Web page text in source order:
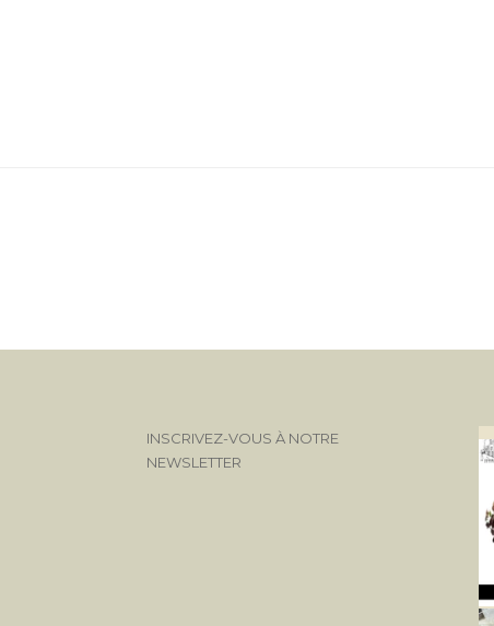
INSCRIVEZ-VOUS À NOTRE
NEWSLETTER